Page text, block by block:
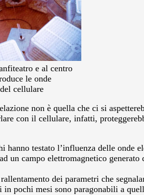
e al centro
le onde
cellulare
non è quella che ci si
con il cellulare, infatti,
hanno testato l’influenza delle onde
un campo elettromagnetico
dei parametri che
in pochi mesi sono paragonabili a